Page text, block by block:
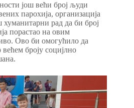
још већи број људи
парохија, организација
рад да би број
порастао на овим
Ово би омогућило да
броју социјлно